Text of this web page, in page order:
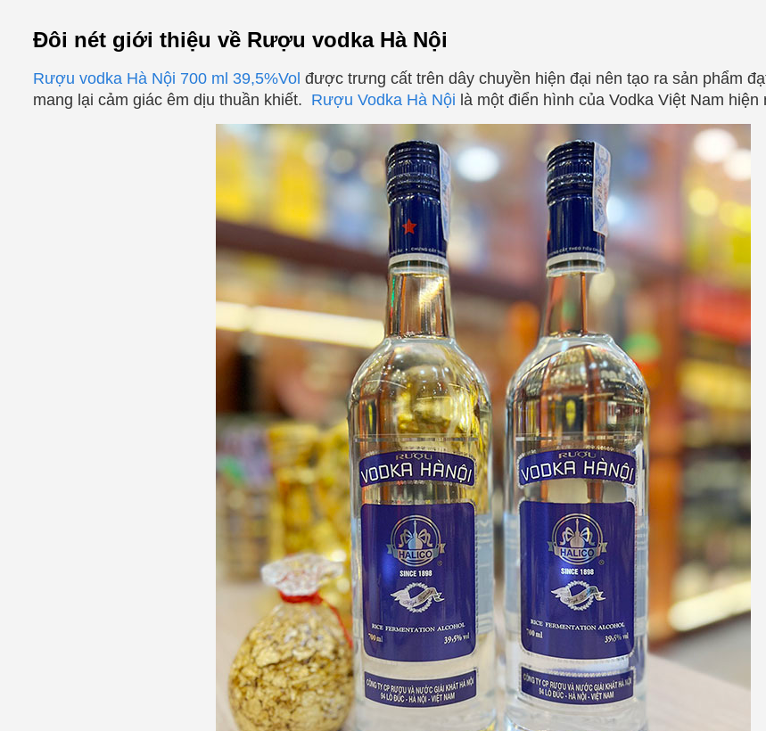
Đôi nét giới thiệu về Rượu vodka Hà Nội
Rượu vodka Hà Nội 700 ml 39,5%Vol được trưng cất trên dây chuyền hiện đại nên tạo ra sản phẩm
mang lại cảm giác êm dịu thuần khiết. Rượu Vodka Hà Nội là một điển hình của Vodka Việt Nam hiện